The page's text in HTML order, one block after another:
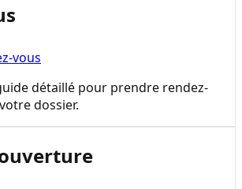
vous
détaillé pour prendre rendez-
dossier.